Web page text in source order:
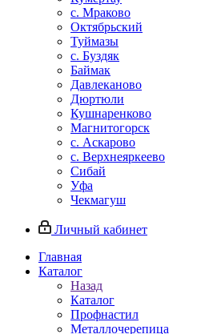
c. Мраково
Октябрьский
Туймазы
c. Буздяк
Баймак
Давлеканово
Дюртюли
Кушнаренково
Магнитогорск
с. Аскарово
с. Верхнеяркеево
Сибай
Уфа
Чекмагуш
Личный кабинет
Главная
Каталог
Назад
Каталог
Профнастил
Металлочерепица